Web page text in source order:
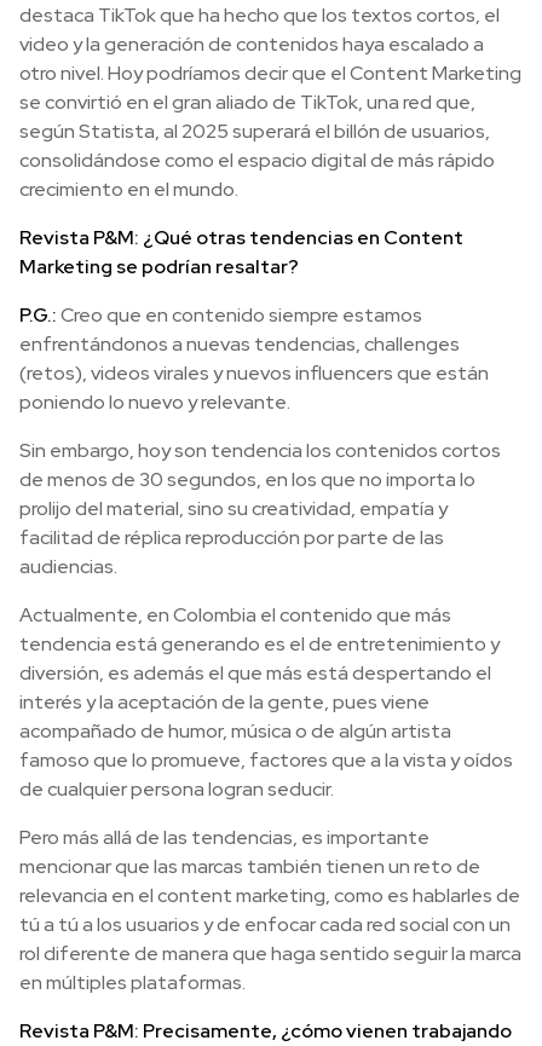
destaca TikTok que ha hecho que los textos cortos, el
video y la generación de contenidos haya escalado a
otro nivel. Hoy podríamos decir que el Content Marketing
se convirtió en el gran aliado de TikTok, una red que,
según Statista, al 2025 superará el billón de usuarios,
consolidándose como el espacio digital de más rápido
crecimiento en el mundo.
Revista P&M: ¿Qué otras tendencias en Content
Marketing se podrían resaltar?
P.G.:Creo que en contenido siempre estamos
enfrentándonos a nuevas tendencias, challenges
(retos), videos virales y nuevos influencers que están
poniendo lo nuevo y relevante.
Sin embargo, hoy son tendencia los contenidos cortos
de menos de 30 segundos, en los que no importa lo
prolijo del material, sino su creatividad, empatía y
facilitad de réplica reproducción por parte de las
audiencias.
Actualmente, en Colombia el contenido que más
tendencia está generando es el de entretenimiento y
diversión, es además el que más está despertando el
interés y la aceptación de la gente, pues viene
acompañado de humor, música o de algún artista
famoso que lo promueve, factores que a la vista y oídos
de cualquier persona logran seducir.
Pero más allá de las tendencias, es importante
mencionar que las marcas también tienen un reto de
relevancia en el content marketing, como es hablarles de
tú a tú a los usuarios y de enfocar cada red social con un
rol diferente de manera que haga sentido seguir la marca
en múltiples plataformas.
Revista P&M: Precisamente, ¿cómo vienen trabajando